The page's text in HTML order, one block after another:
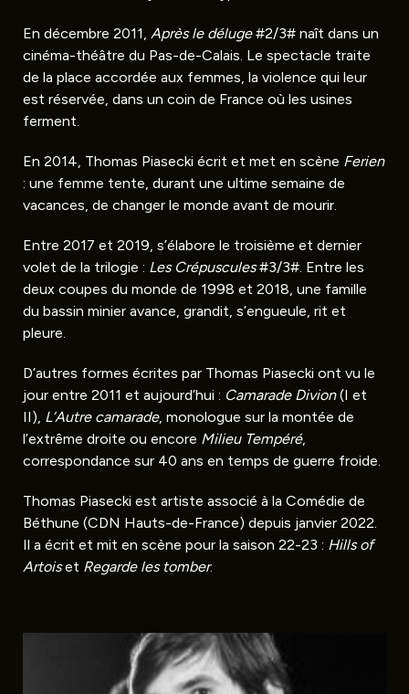
En décembre 2011, Après le déluge#2/3# naît dans un
cinéma-théâtre du Pas-de-Calais. Le spectacle traite
de la place accordée aux femmes, la violence qui leur
est réservée, dans un coin de France où les usines
ferment.
En 2014, Thomas Piasecki écrit et met en scène Ferien
: une femme tente, durant une ultime semaine de
vacances, de changer le monde avant de mourir.
Entre 2017 et 2019, s’élabore le troisième et dernier
volet de la trilogie : Les Crépuscules#3/3#. Entre les
deux coupes du monde de 1998 et 2018, une famille
du bassin minier avance, grandit, s’engueule, rit et
pleure.
D’autres formes écrites par Thomas Piasecki ont vu le
jour entre 2011 et aujourd’hui : Camarade Divion(I et
II), L’Autre camarade, monologue sur la montée de
l’extrême droite ou encore Milieu Tempéré,
correspondance sur 40 ans en temps de guerre froide.
Thomas Piasecki est artiste associé à la Comédie de
Béthune (CDN Hauts-de-France) depuis janvier 2022.
Il a écrit et mit en scène pour la saison 22-23 : Hills of
Artoiset Regarde les tomber.